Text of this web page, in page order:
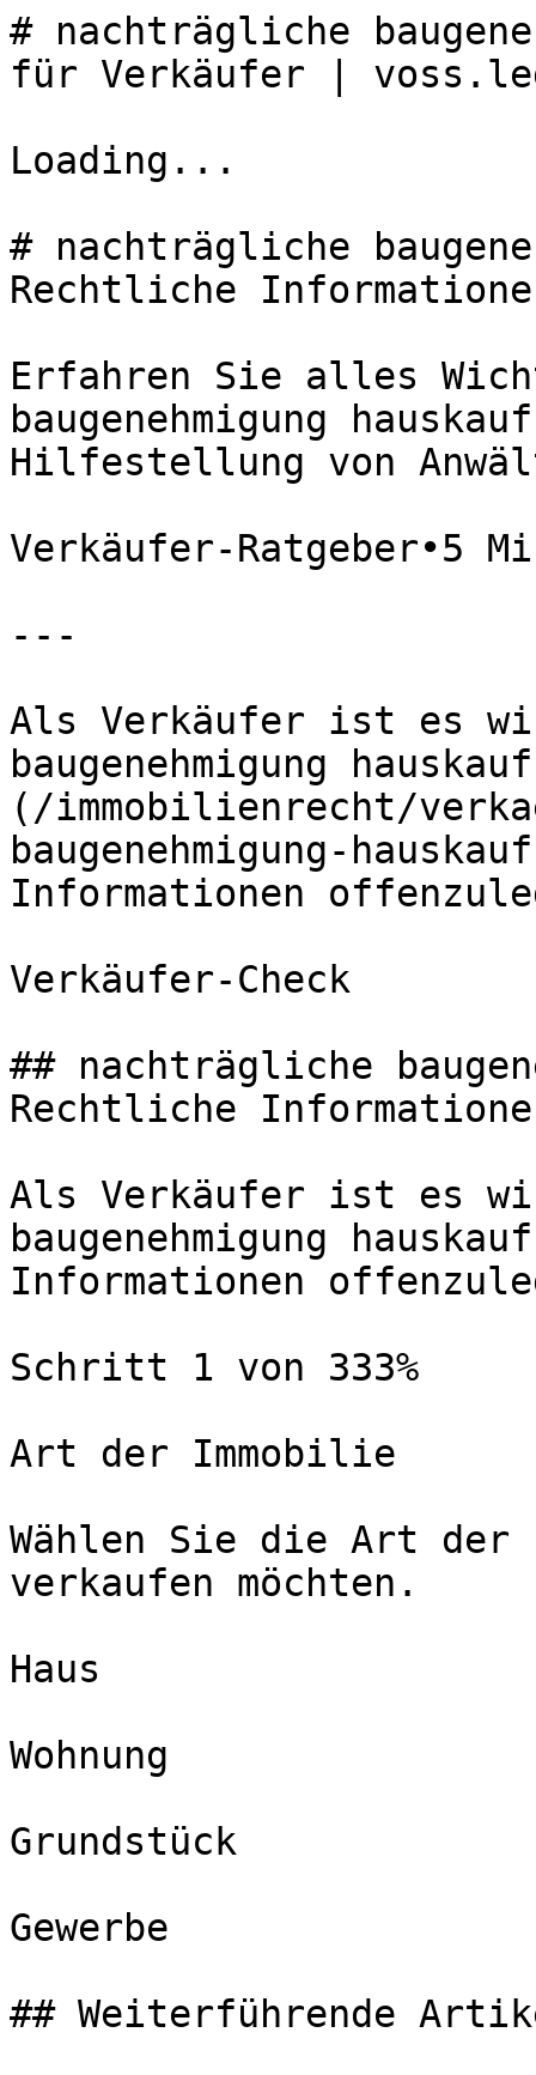
# nachträgliche
für Verkäufer |
Loading...
# nachträgliche
Rechtliche
Erfahren Sie alles
baugenehmigung
Hilfestellung von
Verkäufer-Ratgeber•5
---
Als Verkäufer ist es
baugenehmigung
(/immobilienrecht/
baugenehmigung-
Informationen
Verkäufer-Check
## nachträgliche
Rechtliche
Als Verkäufer ist es
baugenehmigung
Informationen
Schritt 1 von 333%
Art der Immobilie
Wählen Sie die Art
verkaufen möchten.
Haus
Wohnung
Grundstück
Gewerbe
## Weiterführende